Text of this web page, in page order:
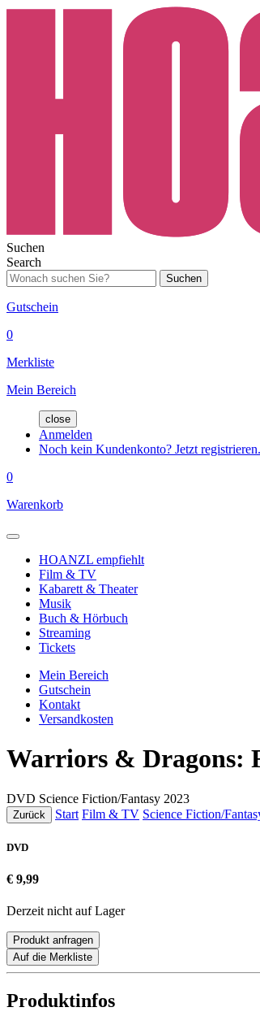
Suchen
Search
Suchen
Gutschein
0
Merkliste
Mein Bereich
close
Anmelden
Noch kein Kundenkonto? Jetzt registrieren.
0
Warenkorb
HOANZL empfiehlt
Film & TV
Kabarett & Theater
Musik
Buch & Hörbuch
Streaming
Tickets
Mein Bereich
Gutschein
Kontakt
Versandkosten
Warriors & Dragons:
DVD Science Fiction/Fantasy 2023
Zurück Start Film & TV Science Fiction/
DVD
€ 9,99
Derzeit nicht auf Lager
Produkt anfragen
Auf die Merkliste
Produktinfos